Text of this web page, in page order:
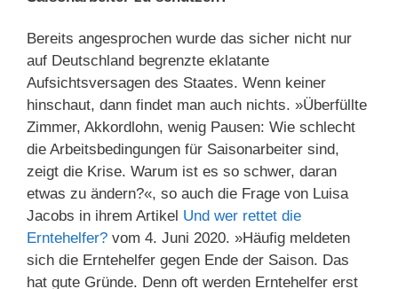
Bereits angesprochen wurde das sicher nicht nur
auf Deutschland begrenzte eklatante
Aufsichtsversagen des Staates. Wenn keiner
hinschaut, dann findet man auch nichts. »Überfüllte
Zimmer, Akkordlohn, wenig Pausen: Wie schlecht
die Arbeitsbedingungen für Saisonarbeiter sind,
zeigt die Krise. Warum ist es so schwer, daran
etwas zu ändern?«, so auch die Frage von Luisa
Jacobs in ihrem Artikel Und wer rettet die
Erntehelfer? vom 4. Juni 2020. »Häufig meldeten
sich die Erntehelfer gegen Ende der Saison. Das
hat gute Gründe. Denn oft werden Erntehelfer erst